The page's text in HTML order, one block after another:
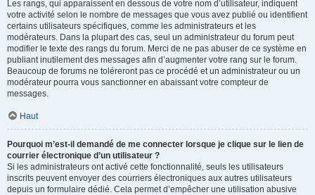
Les rangs, qui apparaissent en dessous de votre nom d’utilisateur, indiquent
votre activité selon le nombre de messages que vous avez publié ou identifient
certains utilisateurs spécifiques, comme les administrateurs et les
modérateurs. Dans la plupart des cas, seul un administrateur du forum peut
modifier le texte des rangs du forum. Merci de ne pas abuser de ce système en
publiant inutilement des messages afin d’augmenter votre rang sur le forum.
Beaucoup de forums ne toléreront pas ce procédé et un administrateur ou un
modérateur pourra vous sanctionner en abaissant votre compteur de
messages.
Haut
Pourquoi m’est-il demandé de me connecter lorsque je clique sur le lien de
courrier électronique d’un utilisateur ?
Si les administrateurs ont activé cette fonctionnalité, seuls les utilisateurs
inscrits peuvent envoyer des courriers électroniques aux autres utilisateurs
depuis un formulaire dédié. Cela permet d’empêcher une utilisation abusive